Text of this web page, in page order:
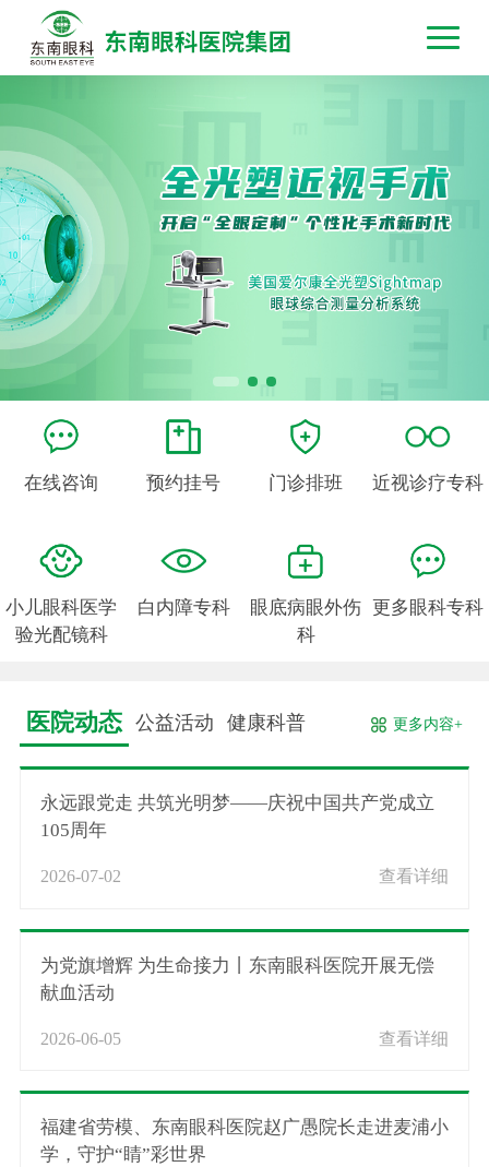
在线咨询 预约挂号 门诊排班 近视诊疗专科
小儿眼科医学
验光配镜科
白内障专科
眼底病眼外伤
科
更多眼科专科
医院动态 公益活动 健康科普 更多内容+
永远跟党走 共筑光明梦——庆祝中国共产党成立
105周年
2026-07-02 查看详细
为党旗增辉 为生命接力丨东南眼科医院开展无偿
献血活动
2026-06-05 查看详细
福建省劳模、东南眼科医院赵广愚院长走进麦浦小
学，守护“睛”彩世界